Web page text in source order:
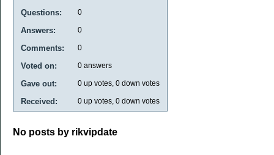
Questions: 0
Answers: 0
Comments: 0
Voted on: 0 answers
Gave out: 0 up votes, 0 down votes
Received: 0 up votes, 0 down votes
No posts by rikvipdate